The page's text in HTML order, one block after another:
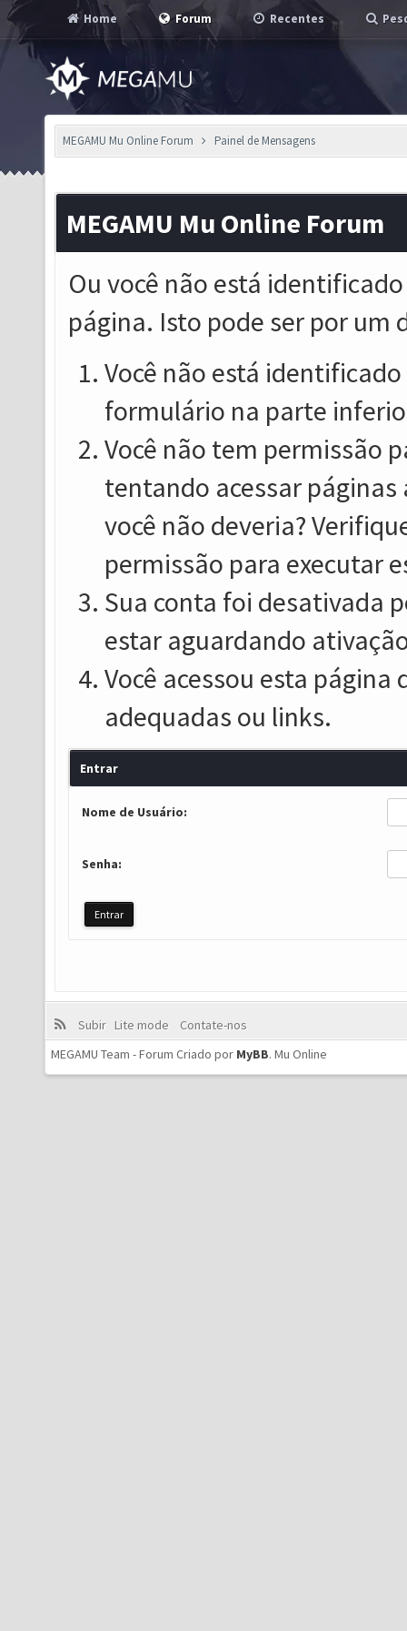
Home Forum Recentes
MEGAMU Mu Online Forum Painel de Mensagens
MEGAMU Mu Online Forum
Ou você não está
página. Isto pode ser por um
Você não está
formulário na parte
Você não tem permissão
tentando acessar
você não deveria?
permissão para executar
Sua conta foi desativada
estar aguardando
Você acessou esta
adequadas ou links.
Entrar
Nome de Usuário:
Senha:
Subir Lite mode
Contate-nos
MEGAMU Team - Forum Criado por MyBB. Mu Online